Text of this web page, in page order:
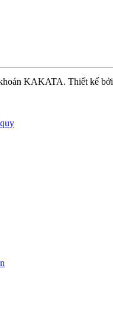
KAKATA. Thiết kế bởi